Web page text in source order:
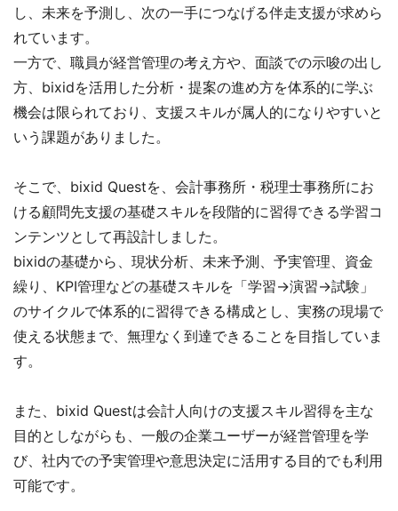
し、未来を予測し、次の一手につなげる伴走支援が求めら
れています。
一方で、職員が経営管理の考え方や、面談での示唆の出し
方、bixidを活用した分析・提案の進め方を体系的に学ぶ
機会は限られており、支援スキルが属人的になりやすいと
いう課題がありました。
そこで、bixid Questを、会計事務所・税理士事務所にお
ける顧問先支援の基礎スキルを段階的に習得できる学習コ
ンテンツとして再設計しました。
bixidの基礎から、現状分析、未来予測、予実管理、資金
繰り、KPI管理などの基礎スキルを「学習→演習→試験」
のサイクルで体系的に習得できる構成とし、実務の現場で
使える状態まで、無理なく到達できることを目指していま
す。
また、bixid Questは会計人向けの支援スキル習得を主な
目的としながらも、一般の企業ユーザーが経営管理を学
び、社内での予実管理や意思決定に活用する目的でも利用
可能です。